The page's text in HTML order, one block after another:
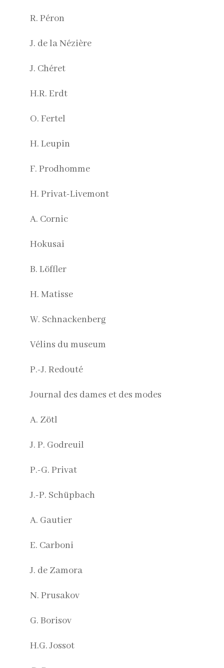
R. Péron
J. de la Nézière
J. Chéret
H.R. Erdt
O. Fertel
H. Leupin
F. Prodhomme
H. Privat-Livemont
A. Cornic
Hokusai
B. Löffler
H. Matisse
W. Schnackenberg
Vélins du museum
P.-J. Redouté
Journal des dames et des modes
A. Zötl
J. P. Godreuil
P.-G. Privat
J.-P. Schüpbach
A. Gautier
E. Carboni
J. de Zamora
N. Prusakov
G. Borisov
H.G. Jossot